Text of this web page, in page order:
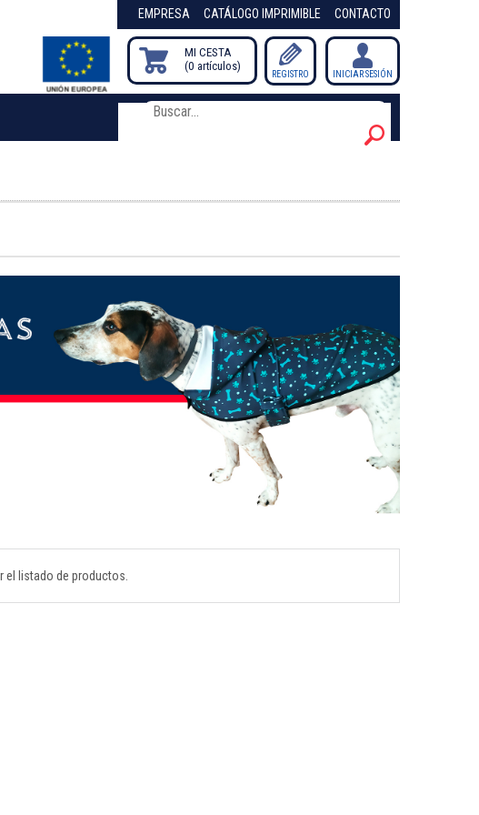
REGISTRO INICIAR SESIÓN
MI CESTA
0 artículos
EMPRESA CATÁLOGO IMPRIMIBLE CONTACTO
el listado de productos.